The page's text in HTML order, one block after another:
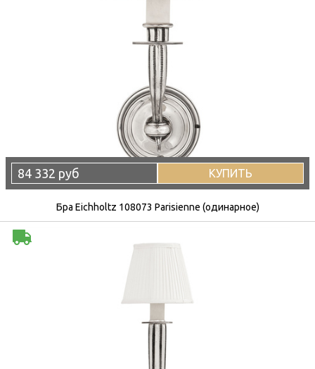
84 332 руб КУПИТЬ
Бра Eichholtz 108073 Parisienne (одинарное)